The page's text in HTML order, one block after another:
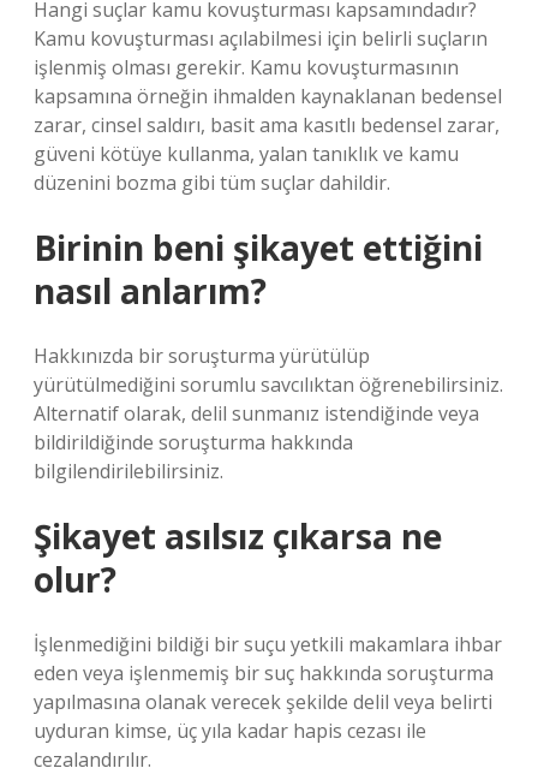
Hangi suçlar kamu kovuşturması kapsamındadır?
Kamu kovuşturması açılabilmesi için belirli suçların
işlenmiş olması gerekir. Kamu kovuşturmasının
kapsamına örneğin ihmalden kaynaklanan bedensel
zarar, cinsel saldırı, basit ama kasıtlı bedensel zarar,
güveni kötüye kullanma, yalan tanıklık ve kamu
düzenini bozma gibi tüm suçlar dahildir.
Birinin beni şikayet ettiğini
nasıl anlarım?
Hakkınızda bir soruşturma yürütülüp
yürütülmediğini sorumlu savcılıktan öğrenebilirsiniz.
Alternatif olarak, delil sunmanız istendiğinde veya
bildirildiğinde soruşturma hakkında
bilgilendirilebilirsiniz.
Şikayet asılsız çıkarsa ne
olur?
İşlenmediğini bildiği bir suçu yetkili makamlara ihbar
eden veya işlenmemiş bir suç hakkında soruşturma
yapılmasına olanak verecek şekilde delil veya belirti
uyduran kimse, üç yıla kadar hapis cezası ile
cezalandırılır.